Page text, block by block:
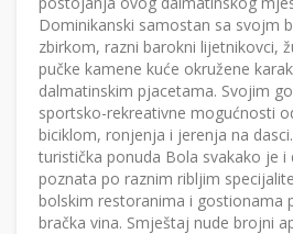
Dominikanski samostan sa svojm
zbirkom, razni barokni lijetnikovci,
pučke kamene kuće okružene
dalmatinskim pjacetama. Svojim
sportsko-rekreativne mogućnosti
biciklom, ronjenja i jerenja na
turistička ponuda Bola svakako je i
poznata po raznim ribljim
bolskim restoranima i gostionama
bračka vina. Smještaj nude brojni